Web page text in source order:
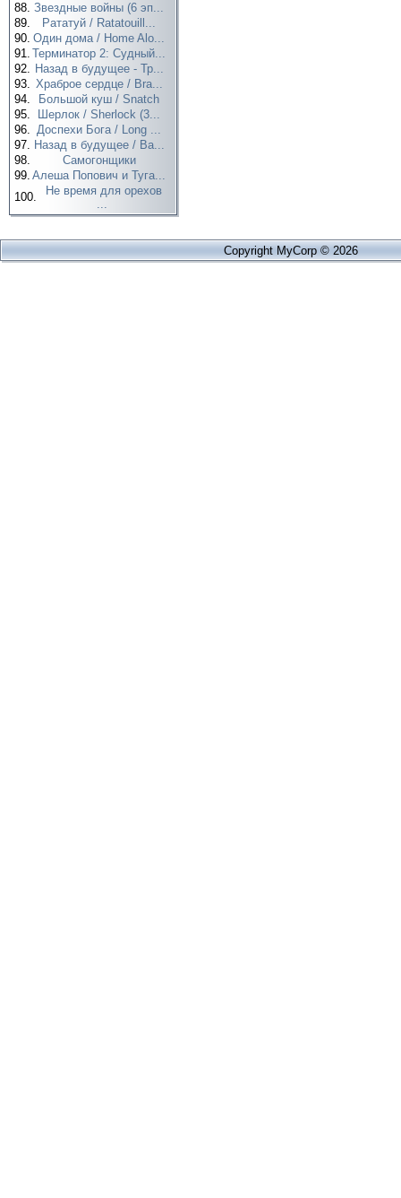
88. Звездные войны (6 эп...
89.
Рататуй / Ratatouill...
90. Один дома / Home Alo...
91. Терминатор 2: Судный...
92. Назад в будущее - Тр...
93. Храброе сердце / Bra...
94.
Большой куш / Snatch
95.
Шерлок / Sherlock (3...
96. Доспехи Бога / Long ...
97. Назад в будущее / Ba...
98.
Самогонщики
99. Алеша Попович и Туга...
100.
Не время для орехов
...
Copyright MyCorp © 2026